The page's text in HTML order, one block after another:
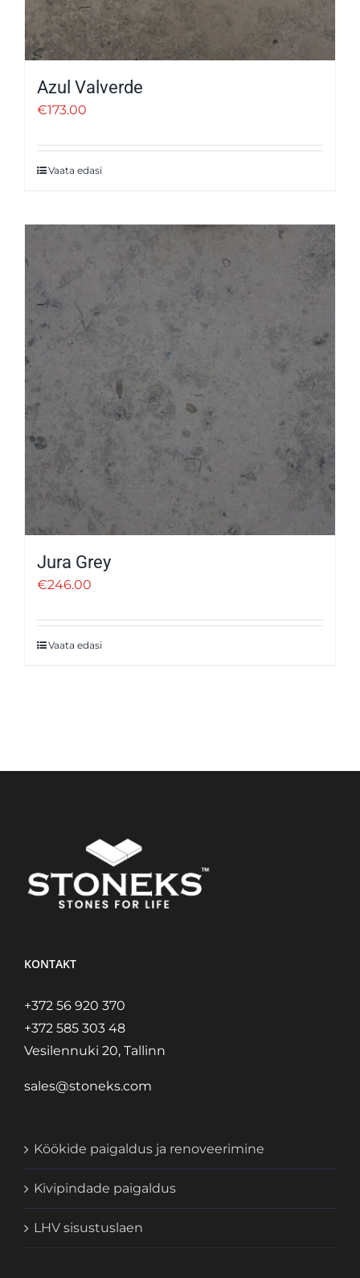
Azul Valverde
€173.00
Vaata edasi
Jura Grey
€246.00
Vaata edasi
KONTAKT
+372 56 920 370
+372 585 303 48
Vesilennuki 20, Tallinn
sales@stoneks.com
Köökide paigaldus ja renoveerimine
Kivipindade paigaldus
LHV sisustuslaen